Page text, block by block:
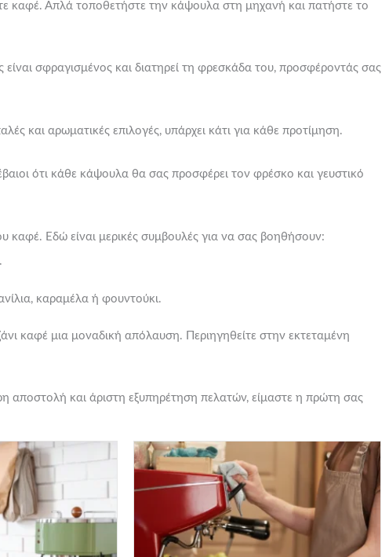
καφέ. Απλά τοποθετήστε την κάψουλα στη μηχανή και πατήστε το
σφραγισμένος και διατηρεί τη φρεσκάδα του, προσφέροντάς σας
και αρωματικές επιλογές, υπάρχει κάτι για κάθε προτίμηση.
ότι κάθε κάψουλα θα σας προσφέρει τον φρέσκο και γευστικό
καφέ. Εδώ είναι μερικές συμβουλές για να σας βοηθήσουν:
καραμέλα ή φουντούκι.
καφέ μια μοναδική απόλαυση. Περιηγηθείτε στην εκτεταμένη
αποστολή και άριστη εξυπηρέτηση πελατών, είμαστε η πρώτη σας